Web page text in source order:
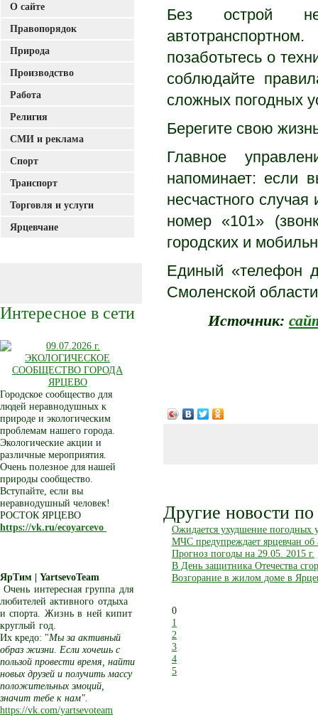
Без острой
позаботьтесь о
соблюдайте
сложных погодных
Берегите свою
Главное
напоминает: если
несчастного
номер «101»
городских и
Единый «телефон
Смоленской
Источник:
Другие новости по
Ожидается ухудшение погодных
МЧС предупреждает ярцевчан об
Прогноз погоды на 29.05. 2015 г.
В День защитника Отечества
Возгорание в жилом доме в
0
1
2
3
4
5
О сайте
Правопорядок
Природа
Производство
Работа
Религия
СМИ и реклама
Спорт
Транспорт
Торговля и услуги
Ярцевчане
Интересное в сети
Городское сообщество для
людей неравнодушных к
природе и экологическим
проблемам нашего города.
Экологические акции и
различные мероприятия.
Очень полезное для нашей
природы сообщество.
Вступайте, если вы
неравнодушный человек!
РОСТОК ЯРЦЕВО
https://vk.ru/ecoyarcevo
ЯрТим | YartsevoTeam
Очень интересная группа для
любителей активного отдыха
и спорта. Жизнь в ней кипит
круглый год.
Их кредо: "Мы за активный
образ жизни. Если хочешь с
пользой провести время, найти
новых друзей и получить массу
положительных эмоций,
значит тебе к нам".
https://vk.com/yartsevoteam